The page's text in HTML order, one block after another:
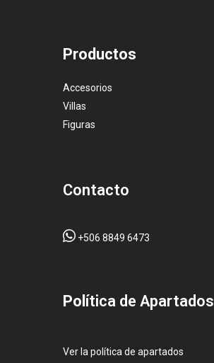
Productos
Accesorios
Villas
Figuras
Contacto
+506 8849 6473
Pol ítica de Apartados
Ver la política de apartados